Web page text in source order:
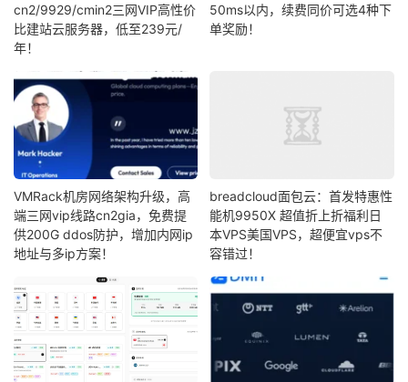
cn2/9929/cmin2三网VIP高性价
比建站云服务器，低至239元/
年！
50ms以内，续费同价可选4种下
单奖励！
VMRack机房网络架构升级，高
端三网vip线路cn2gia，免费提
供200G ddos防护，增加内网ip
地址与多ip方案！
breadcloud面包云：首发特惠性
能机9950X 超值折上折福利日
本VPS美国VPS，超便宜vps不
容错过！